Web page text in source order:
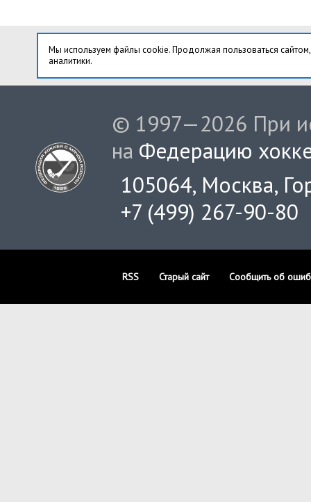
Мы используем файлы cookie. Продолжая пользоваться
аналитики.
© 1997—2026 При
на Федерацию
105064, Москва,
+7 (499) 267-90-80
RSS Старый сайт Сообщить об